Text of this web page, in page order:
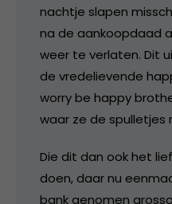
nachtje slapen
na de aankoopdaad
weer te verlaten. Dit
de vredelievende
worry be happy
waar ze de spulletjes
Die dit dan ook het
doen, daar nu
bank genomen